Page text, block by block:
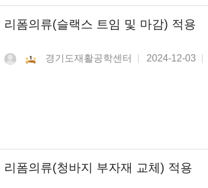
리폼의류(슬랙스 트임 및 마감) 적용
경기도재활공학센터 2024-12-03
리폼의류(청바지 부자재 교체) 적용